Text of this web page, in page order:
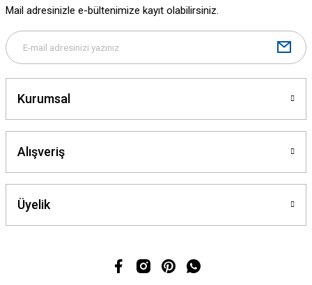
Mail adresinizle e-bültenimize kayıt olabilirsiniz.
Kurumsal
Alışveriş
Üyelik